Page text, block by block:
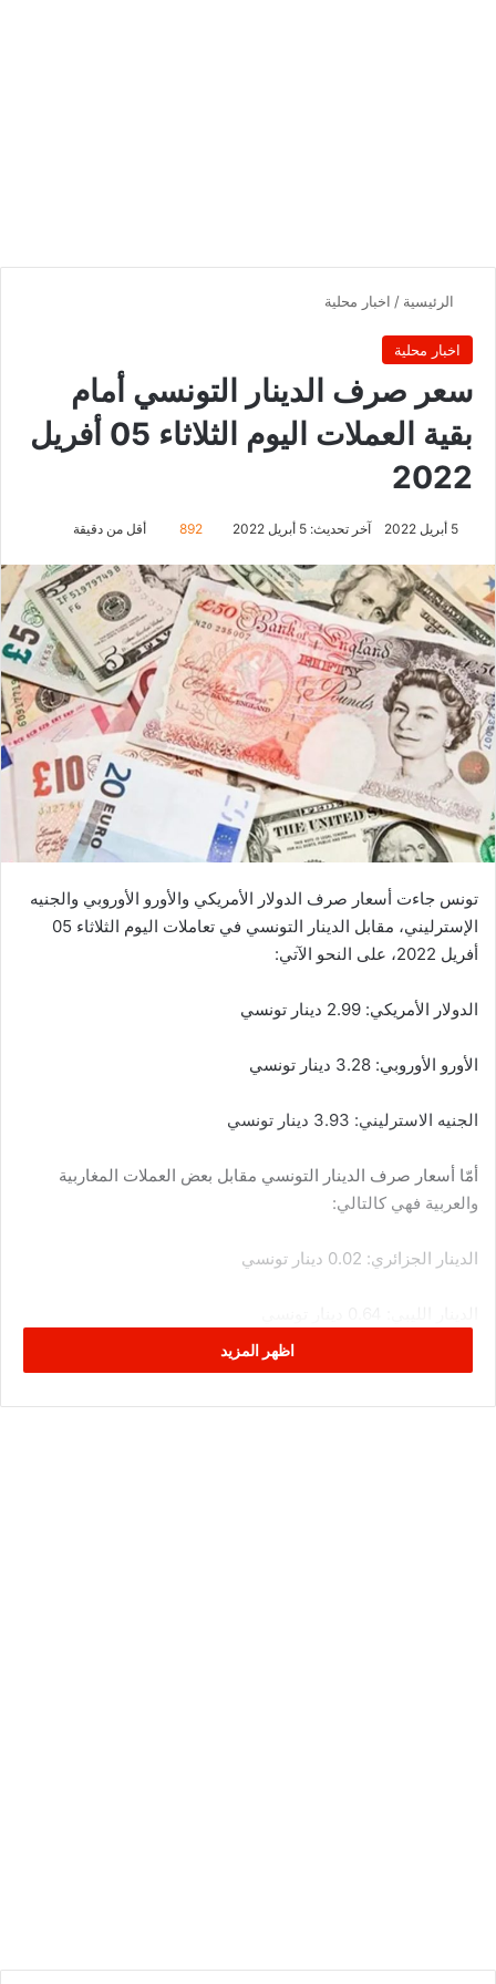
الرئيسية / اخبار محلية
اخبار محلية
سعر صرف الدينار التونسي أمام
بقية العملات اليوم الثلاثاء 05 أفريل
2022
5 أبريل 2022 آخر تحديث: 5 أبريل 2022 892 أقل من دقيقة
تونس جاءت أسعار صرف الدولار الأمريكي والأورو الأوروبي والجنيه
الإسترليني، مقابل الدينار التونسي في تعاملات اليوم الثلاثاء 05
أفريل 2022، على النحو الآتي:
الدولار الأمريكي: 2.99 دينار تونسي
الأورو الأوروبي: 3.28 دينار تونسي
الجنيه الاسترليني: 3.93 دينار تونسي
أمّا أسعار صرف الدينار التونسي مقابل بعض العملات المغاربية
والعربية فهي كالتالي:
الدينار الجزائري: 0.02 دينار تونسي
الدرهم المغربي: 0.31 دينار تونسي
اظهر المزيد